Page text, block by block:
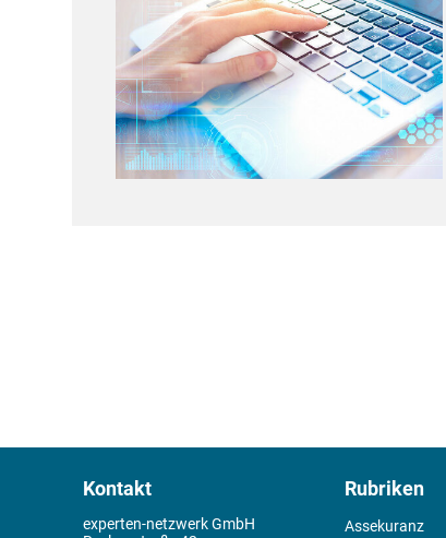
Kontakt
experten-netzwerk GmbH
Rubriken
Assekuranz